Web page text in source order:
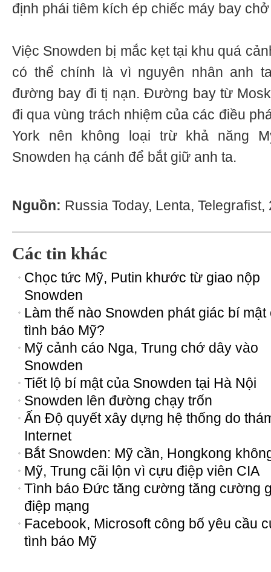
định phái tiêm kích ép chiếc máy bay
Việc Snowden bị mắc kẹt tại khu quá
có thể chính là vì nguyên nhân anh
đường bay đi tị nạn. Đường bay từ
đi qua vùng trách nhiệm của các điều
York nên không loại trừ khả năng
Snowden hạ cánh để bắt giữ anh ta.
Nguồn: Russia Today, Lenta,
Các tin khác
Chọc tức Mỹ, Putin khước từ giao nộp
Snowden
Làm thế nào Snowden phát giác bí mật
tình báo Mỹ?
Mỹ cảnh cáo Nga, Trung chớ dây vào
Snowden
Tiết lộ bí mật của Snowden tại Hà Nội
Snowden lên đường chạy trốn
Ấn Độ quyết xây dựng hệ thống do
Internet
Bắt Snowden: Mỹ cần, Hongkong
Mỹ, Trung cãi lộn vì cựu điệp viên CIA
Tình báo Đức tăng cường tăng cường
điệp mạng
Facebook, Microsoft công bố yêu cầu
tình báo Mỹ